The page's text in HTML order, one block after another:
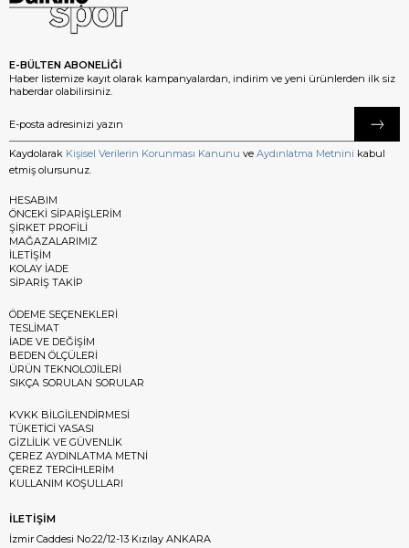
E-BÜLTEN ABONELİĞİ
Haber listemize kayıt olarak kampanyalardan, indirim ve yeni ürünlerden ilk siz
haberdar olabilirsiniz.
Kaydolarak Kişisel Verilerin Korunması Kanunu ve Aydınlatma Metnini kabul
etmiş olursunuz.
HESABIM
ÖNCEKİ SİPARİŞLERİM
ŞİRKET PROFİLİ
MAĞAZALARIMIZ
İLETİŞİM
KOLAY İADE
SİPARİŞ TAKİP
ÖDEME SEÇENEKLERİ
TESLİMAT
İADE VE DEĞİŞİM
BEDEN ÖLÇÜLERİ
ÜRÜN TEKNOLOJİLERİ
SIKÇA SORULAN SORULAR
KVKK BİLGİLENDİRMESİ
TÜKETİCİ YASASI
GİZLİLİK VE GÜVENLİK
ÇEREZ AYDINLATMA METNİ
ÇEREZ TERCİHLERİM
KULLANIM KOŞULLARI
İLETİŞİM
İzmir Caddesi No:22/12-13 Kızılay ANKARA